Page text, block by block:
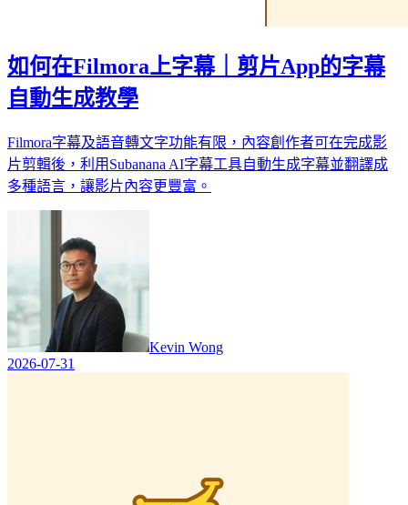
如何在Filmora上字幕｜剪片App的字幕
自動生成教學
Filmora字幕及語音轉文字功能有限，內容創作者可在完成影
片剪輯後，利用Subanana AI字幕工具自動生成字幕並翻譯成
多種語言，讓影片內容更豐富。
Kevin Wong
2026-07-31